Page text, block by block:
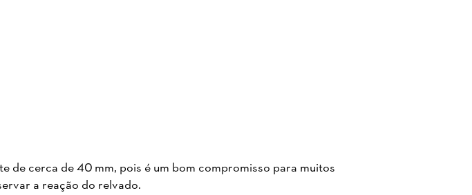
de cerca de 40 mm, pois é um bom compromisso para muitos
a reação do relvado.